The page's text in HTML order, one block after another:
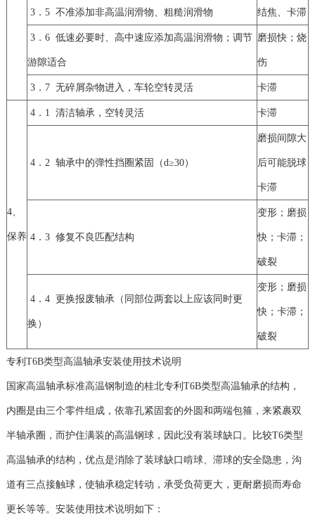
3．5 不准添加非高温润滑物、粗糙润滑物 结焦、卡滞
3．6 低速必要时、高中速应添加高温润滑物；调节
游隙适合
磨损快；烧
伤
3．7 无碎屑杂物进入，车轮空转灵活 卡滞
4、
保养
4．1 清洁轴承，空转灵活 卡滞
4．2 轴承中的弹性挡圈紧固（d≥30）
磨损间隙大
后可能脱球
卡滞
4．3 修复不良匹配结构
变形；磨损
快；卡滞；
破裂
4．4 更换报废轴承（同部位两套以上应该同时更
换）
变形；磨损
快；卡滞；
破裂
专利T6B类型高温轴承安装使用技术说明
国家高温轴承标准高温钢制造的桂北专利T6B类型高温轴承的结构，
内圈是由三个零件组成，依靠孔紧固套的外圆和两端包箍，来紧裹双
半轴承圈，而护住满装的高温钢球，因此没有装球缺口。比较T6类型
高温轴承的结构，优点是消除了装球缺口啃球、滞球的安全隐患，沟
道有三点接触球，使轴承稳定转动，承受负荷更大，更耐磨损而寿命
更长等等。安装使用技术说明如下：